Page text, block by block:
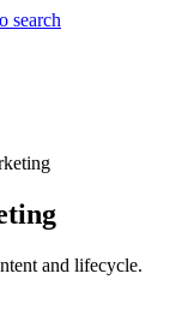
search
and lifecycle.